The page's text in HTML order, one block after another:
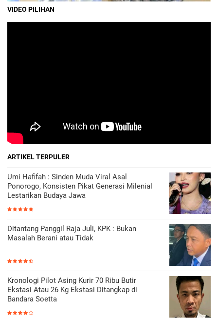
VIDEO PILIHAN
ARTIKEL TERPULER
Umi Hafifah : Sinden Muda Viral Asal
Ponorogo, Konsisten Pikat Generasi Milenial
Lestarikan Budaya Jawa
Ditantang Panggil Raja Juli, KPK : Bukan
Masalah Berani atau Tidak
Kronologi Pilot Asing Kurir 70 Ribu Butir
Ekstasi Atau 26 Kg Ekstasi Ditangkap di
Bandara Soetta